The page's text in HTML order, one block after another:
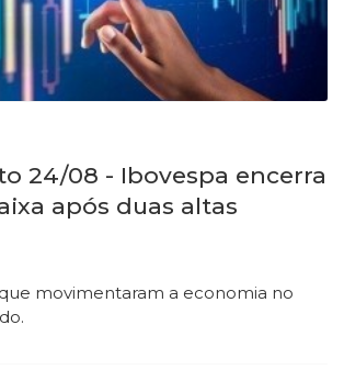
24/08 - Ibovespa encerra
após duas altas
movimentaram a economia no